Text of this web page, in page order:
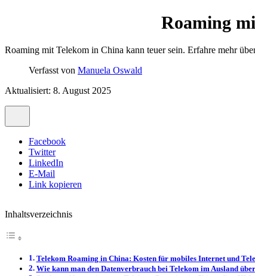
Roaming
Roaming mit Telekom in China kann teuer sein. Erfahre mehr
Verfasst von Manuela Oswald
Aktualisiert: 8. August 2025
Facebook
Twitter
LinkedIn
E-Mail
Link kopieren
Inhaltsverzeichnis
Telekom Roaming in China: Kosten für mobiles Internet und
Wie kann man den Datenverbrauch bei Telekom im Ausland